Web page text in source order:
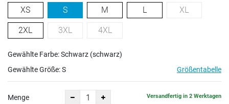
XS S M L XL
2XL 3XL 4XL
Gewählte Farbe: Schwarz (schwarz)
Gewählte Größe:S Größentabelle
Menge Versandfertig in 2 Werktagen